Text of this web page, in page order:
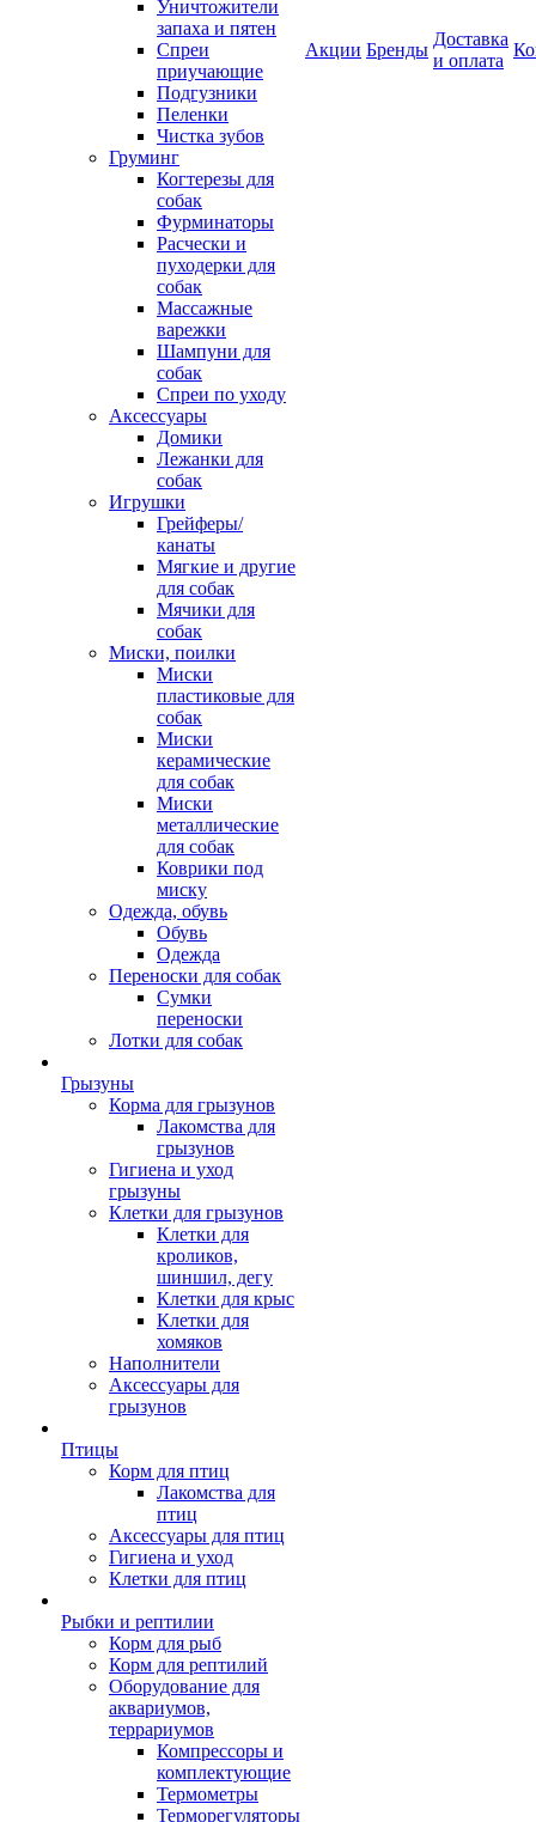
Уничтожители
запаха и пятен
Спреи
приучающие
Подгузники
Пеленки
Чистка зубов
Груминг
Когтерезы для
собак
Фурминаторы
Расчески и
пуходерки для
собак
Массажные
варежки
Шампуни для
собак
Спреи по уходу
Аксессуары
Домики
Лежанки для
собак
Игрушки
Грейферы/
канаты
Мягкие и другие
для собак
Мячики для
собак
Миски, поилки
Миски
пластиковые для
собак
Миски
керамические
для собак
Миски
металлические
для собак
Коврики под
миску
Одежда, обувь
Обувь
Одежда
Переноски для собак
Сумки
переноски
Лотки для собак
Грызуны
Корма для грызунов
Лакомства для
грызунов
Гигиена и уход
грызуны
Клетки для грызунов
Клетки для
кроликов,
шиншил, дегу
Клетки для крыс
Клетки для
хомяков
Наполнители
Аксессуары для
грызунов
Птицы
Корм для птиц
Лакомства для
птиц
Аксессуары для птиц
Гигиена и уход
Клетки для птиц
Рыбки и рептилии
Корм для рыб
Корм для рептилий
Оборудование для
аквариумов,
террариумов
Компрессоры и
комплектующие
Термометры
Терморегуляторы
Акции Бренды
Доставка
и оплата